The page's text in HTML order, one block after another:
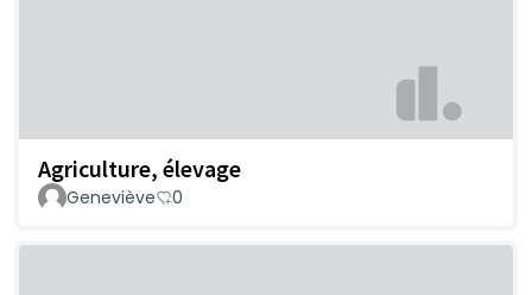
Agriculture, élevage
Geneviève 0